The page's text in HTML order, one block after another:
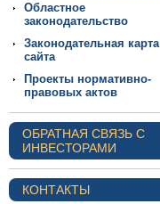
Областное
законодательство
Законодательная карта
сайта
Проекты нормативно-
правовых актов
ОБРАТНАЯ СВЯЗЬ С
ИНВЕСТОРАМИ
КОНТАКТЫ